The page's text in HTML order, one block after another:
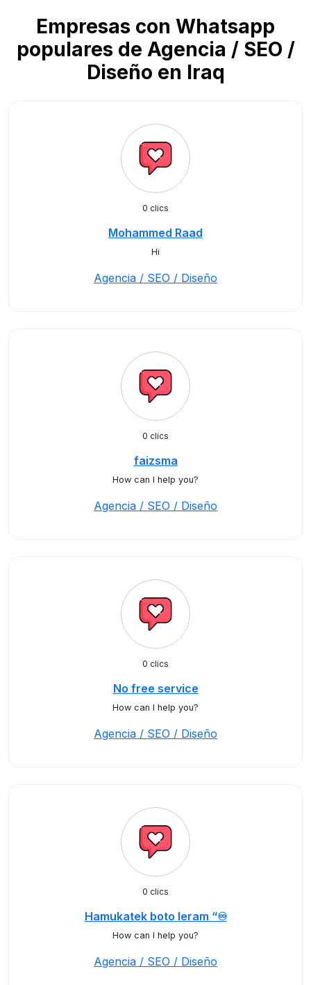
Empresas con Whatsapp
populares de Agencia / SEO /
Diseño en Iraq
0 clics
Mohammed Raad
Hi
Agencia / SEO / Diseño
0 clics
faizsma
How can I help you?
Agencia / SEO / Diseño
0 clics
No free service
How can I help you?
Agencia / SEO / Diseño
0 clics
Hamukatek boto leram “♾️
How can I help you?
Agencia / SEO / Diseño